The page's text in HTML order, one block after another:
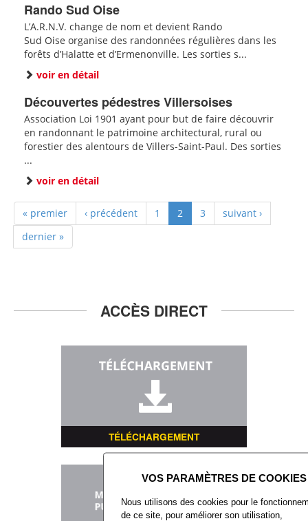
Rando Sud Oise
L’A.R.N.V. change de nom et devient Rando
Sud Oise organise des randonnées régulières dans les
forêts d’Halatte et d’Ermenonville. Les sorties s...
voir en détail
Découvertes pédestres Villersoises
Association Loi 1901 ayant pour but de faire découvrir
en randonnant le patrimoine architectural, rural ou
forestier des alentours de Villers-Saint-Paul. Des sorties
...
voir en détail
« premier ‹ précédent 1 2 3
suivant ›
dernier »
ACCÈS DIRECT
TÉLÉCHARGEMENT
Nous utilisons des cookies pour le
de ce site, pour améliorer son utilisation,